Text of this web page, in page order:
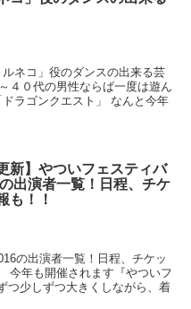
ネコ」役のダンスの出来る芸
４０代の男性ならば一度は遊ん
ラゴンクエスト」 なんと今年
新】やついフェスティバ
出演者一覧！日程、チケ
も！！
の出演者一覧！日程、チケッ
今年も開催されます『やついフ
つ少しずつ大きくしながら、着